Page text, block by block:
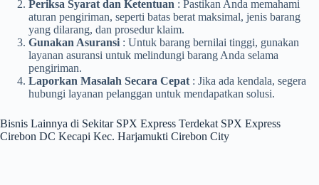
Periksa Syarat dan Ketentuan : Pastikan Anda memahami
aturan pengiriman, seperti batas berat maksimal, jenis barang
yang dilarang, dan prosedur klaim.
Gunakan Asuransi : Untuk barang bernilai tinggi, gunakan
layanan asuransi untuk melindungi barang Anda selama
pengiriman.
Laporkan Masalah Secara Cepat : Jika ada kendala, segera
hubungi layanan pelanggan untuk mendapatkan solusi.
Bisnis Lainnya di Sekitar SPX Express Terdekat SPX Express
Cirebon DC Kecapi Kec. Harjamukti Cirebon City